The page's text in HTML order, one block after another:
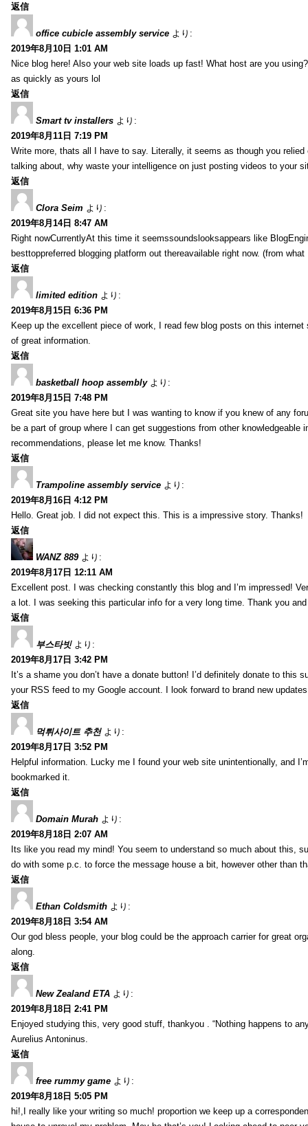
返信
office cubicle assembly service より:
2019年8月10日 1:01 AM
Nice blog here! Also your web site loads up fast! What host are you
as quickly as yours lol
返信
Smart tv installers より:
2019年8月11日 7:19 PM
Write more, thats all I have to say. Literally, it seems as though you
talking about, why waste your intelligence on just posting videos to your
返信
Clora Seim より:
2019年8月14日 8:47 AM
Right nowCurrentlyAt this time it seemssoundslooksappears like
besttoppreferred blogging platform out thereavailable right now. (from
返信
limited edition より:
2019年8月15日 6:36 PM
Keep up the excellent piece of work, I read few blog posts on this
of great information.
返信
basketball hoop assembly より:
2019年8月15日 7:48 PM
Great site you have here but I was wanting to know if you knew of any
be a part of group where I can get suggestions from other
recommendations, please let me know. Thanks!
返信
Trampoline assembly service より:
2019年8月16日 4:12 PM
Hello. Great job. I did not expect this. This is a impressive story. Thanks!
返信
WANZ 889 より:
2019年8月17日 12:11 AM
Excellent post. I was checking constantly this blog and I’m impressed!
a lot. I was seeking this particular info for a very long time. Thank you
返信
부스타빗 より:
2019年8月17日 3:42 PM
It’s a shame you don’t have a donate button! I’d definitely donate to this
your RSS feed to my Google account. I look forward to brand new
返信
먹튀사이트 추천 より:
2019年8月17日 3:52 PM
Helpful information. Lucky me I found your web site unintentionally, and
bookmarked it.
返信
Domain Murah より:
2019年8月18日 2:07 AM
Its like you read my mind! You seem to understand so much about this,
do with some p.c. to force the message house a bit, however other than
返信
Ethan Coldsmith より:
2019年8月18日 3:54 AM
Our god bless people, your blog could be the approach carrier for great
along.
返信
New Zealand ETA より:
2019年8月18日 2:41 PM
Enjoyed studying this, very good stuff, thankyou . “Nothing happens to
Aurelius Antoninus.
返信
free rummy game より:
2019年8月18日 5:05 PM
hi!,I really like your writing so much! proportion we keep up a